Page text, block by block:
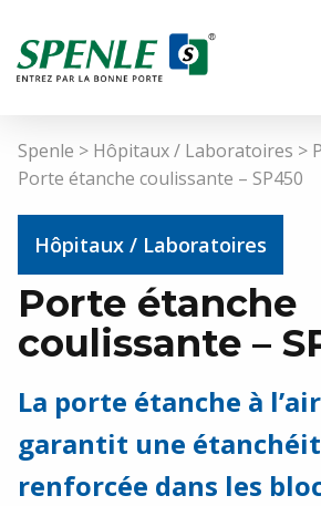
FR
Hôpitaux / Laboratoires
Spenle > Hôpitaux / Laboratoires >
Porte étanche coulissante – SP450
Hôpitaux / Laboratoires
Porte étanche
coulissante –
La porte étanche à
garantit une
renforcée dans les